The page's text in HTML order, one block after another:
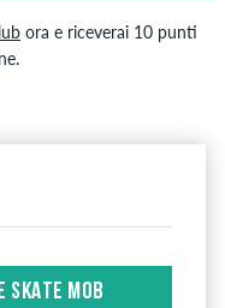
ora e riceverai 10 punti
SKATE MOB